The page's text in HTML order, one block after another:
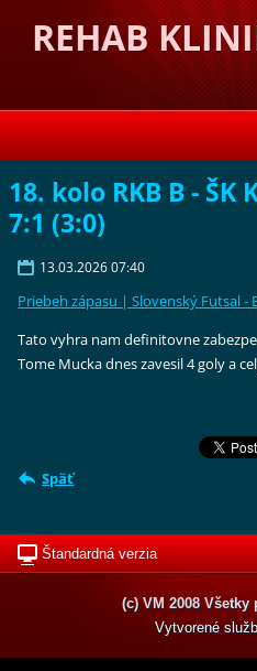
REHAB
18. kolo RKB B - ŠK
7:1 (3:0)
13.03.2026 07:40
Priebeh zápasu | Slovenský Futsal -
Tato vyhra nam definitovne
Tome Mucka dnes zavesil 4 goly a
Späť
Štandardná verzia
(c) VM 2008 Všetky
Vytvorené